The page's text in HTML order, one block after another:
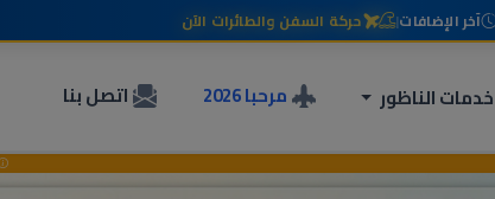
آخر الإضافات| حركة السفن والطائرات الآن
خدمات الناظور مرحبا 2026 اتصل بنا